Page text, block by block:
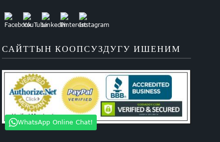
САЙТТЫН КООПСУЗДУГУ ИШЕНИМ
WhatsApp Online Chat!